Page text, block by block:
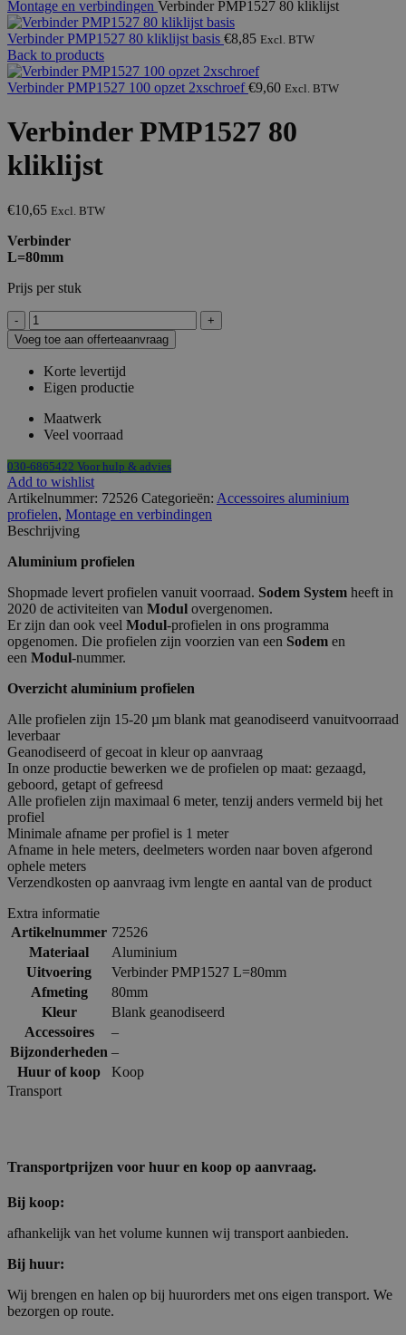
Montage en verbindingen Verbinder PMP1527 80 kliklijst
Verbinder PMP1527 80 kliklijst basis €8,85 Excl. BTW
Back to products
Verbinder PMP1527 100 opzet 2xschroef€9,60 Excl. BTW
Verbinder PMP1527 80
kliklijst
€10,65 Excl. BTW
Verbinder
L=80mm
Prijs per stuk
Verbinder
PMP1527
80
kliklijst
aantal
Voeg toe aan offerteaanvraag
Korte levertijd
Eigen productie
Maatwerk
Veel voorraad
030-6865422 Voor hulp & advies
Add to wishlist
Artikelnummer: 72526 Categorieën: Accessoires aluminium
profielen, Montage en verbindingen
Beschrijving
Aluminium profielen
Shopmade levert profielen vanuit voorraad. Sodem System heeft in
2020 de activiteiten van Modul overgenomen.
Er zijn dan ook veel Modul-profielen in ons programma
opgenomen. Die profielen zijn voorzien van een Sodem en
een Modul-nummer.
Overzicht aluminium profielen
Alle profielen zijn 15-20 µm blank mat geanodiseerd vanuitvoorraad
leverbaar
Geanodiseerd of gecoat in kleur op aanvraag
In onze productie bewerken we de profielen op maat: gezaagd,
geboord, getapt of gefreesd
Alle profielen zijn maximaal 6 meter, tenzij anders vermeld bij het
profiel
Minimale afname per profiel is 1 meter
Afname in hele meters, deelmeters worden naar boven afgerond
ophele meters
Verzendkosten op aanvraag ivm lengte en aantal van de product
Extra informatie
Artikelnummer 72526
Materiaal
Aluminium
Uitvoering
Verbinder PMP1527 L=80mm
Afmeting
80mm
Kleur
Blank geanodiseerd
Accessoires
–
Bijzonderheden –
Huur of koop
Koop
Transport
Transportprijzen voor huur en koop op aanvraag.
Bij koop:
afhankelijk van het volume kunnen wij transport aanbieden.
Bij huur:
Wij brengen en halen op bij huurorders met ons eigen transport. We
bezorgen op route.